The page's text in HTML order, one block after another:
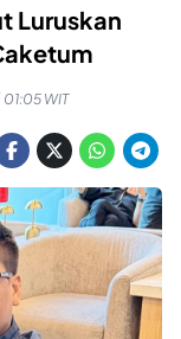
Luruskan
WIT